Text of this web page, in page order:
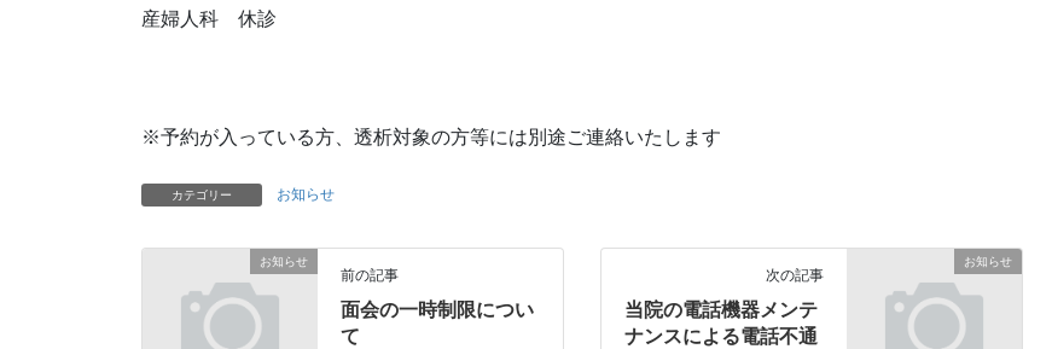
産婦人科 休診
※予約が入っている方、透析対象の方等には別途ご連絡いたします
カテゴリー お知らせ
お知らせ
前の記事
面会の一時制限につい
て
お知らせ
次の記事
当院の電話機器メンテ
ナンスによる電話不通